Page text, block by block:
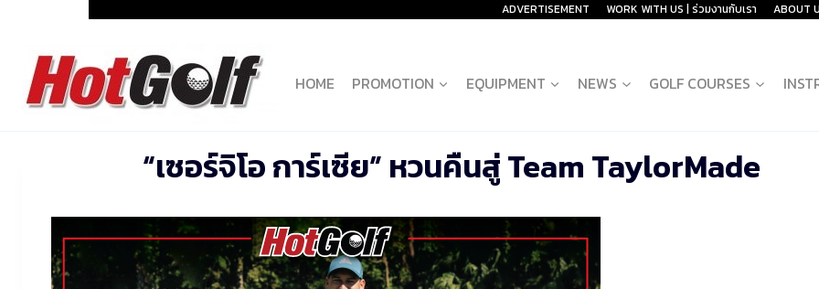
content
ADVERTISEMENT WORK WITH US | ร่วมงานกับเรา ABOUT
HOME PROMOTION EQUIPMENT NEWS GOLF COURSES
“เซอร์จิโอ การ์เซีย” หวนคืนสู่ Team TaylorMade